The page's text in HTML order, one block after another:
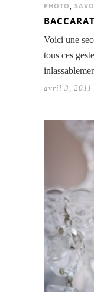
PHOTO
Voici une
tous ces
avril 3, 2011